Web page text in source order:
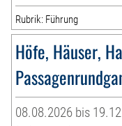
Rubrik: Führung
Höfe, Häuser,
08.08.2026 bis